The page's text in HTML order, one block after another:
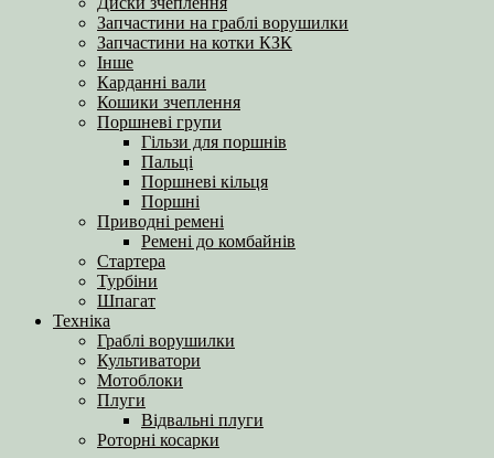
Запчастини на граблі ворушилки
Запчастини на котки КЗК
Інше
Карданні вали
Кошики зчеплення
Поршневі групи
Гільзи для поршнів
Пальці
Поршневі кільця
Поршні
Приводні ремені
Ремені до комбайнів
Стартера
Турбіни
Шпагат
Техніка
Граблі ворушилки
Культиватори
Мотоблоки
Плуги
Відвальні плуги
Роторні косарки